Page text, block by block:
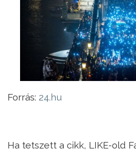
Forrás: 24.hu
Ha tetszett a cikk, LIKE-old